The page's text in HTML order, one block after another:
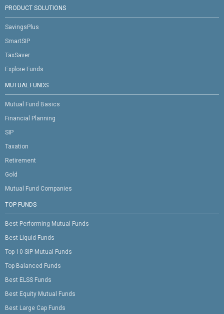
PRODUCT SOLUTIONS
SavingsPlus
SmartSIP
TaxSaver
Explore Funds
MUTUAL FUNDS
Mutual Fund Basics
Financial Planning
SIP
Taxation
Retirement
Gold
Mutual Fund Companies
TOP FUNDS
Best Performing Mutual Funds
Best Liquid Funds
Top 10 SIP Mutual Funds
Top Balanced Funds
Best ELSS Funds
Best Equity Mutual Funds
Best Large Cap Funds